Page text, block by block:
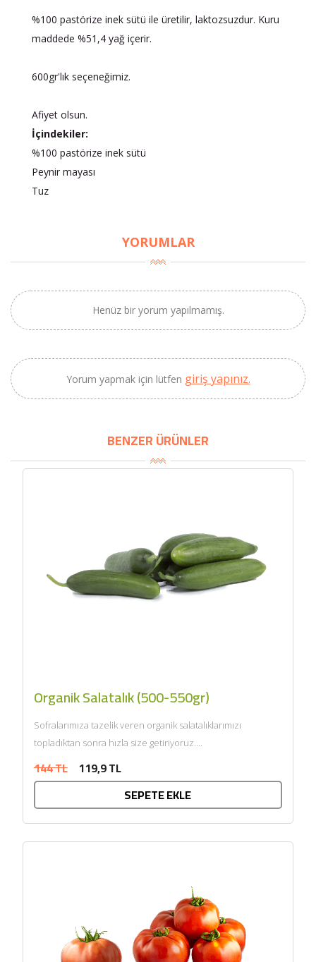
%100 pastörize inek sütü ile üretilir, laktozsuzdur. Kuru
maddede %51,4 yağ içerir.
600gr'lık seçeneğimiz.
Afiyet olsun.
İçindekiler:
%100 pastörize inek sütü
Peynir mayası
Tuz
YORUMLAR
Henüz bir yorum yapılmamış.
Yorum yapmak için lütfen giriş yapınız.
BENZER ÜRÜNLER
Organik Salatalık (500-550gr)
Sofralarımıza tazelik veren organik salatalıklarımızı
topladıktan sonra hızla size getiriyoruz....
144 TL 119,9 TL
SEPETE EKLE
BU HAFTANIN PLANLI İNDİRİMİ
2320,00 TL
SEPETE EKLE